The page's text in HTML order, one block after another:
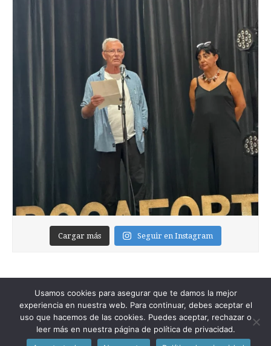
Cargar más Seguir en Instagram
Copyright © 2026 Foixblog
. All Rights Reserved.
Usamos cookies para asegurar que te damos la mejor
experiencia en nuestra web. Para continuar, debes aceptar el
uso que hacemos de las cookies. Puedes aceptar, rechazar o
leer más en nuestra página de política de privacidad.